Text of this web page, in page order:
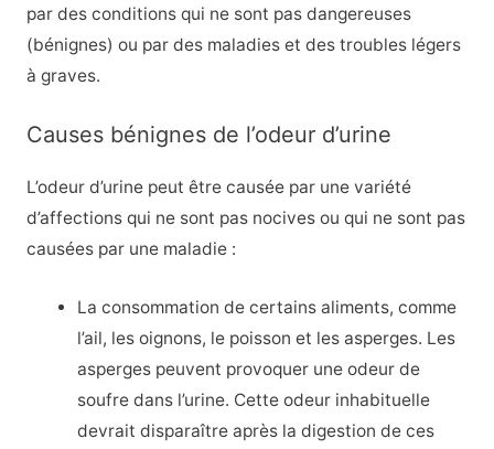
par des conditions qui ne sont pas dangereuses
(bénignes) ou par des maladies et des troubles légers
à graves.
Causes bénignes de l’odeur d’urine
L’odeur d’urine peut être causée par une variété
d’affections qui ne sont pas nocives ou qui ne sont pas
causées par une maladie :
La consommation de certains aliments, comme
l’ail, les oignons, le poisson et les asperges. Les
asperges peuvent provoquer une odeur de
soufre dans l’urine. Cette odeur inhabituelle
devrait disparaître après la digestion de ces